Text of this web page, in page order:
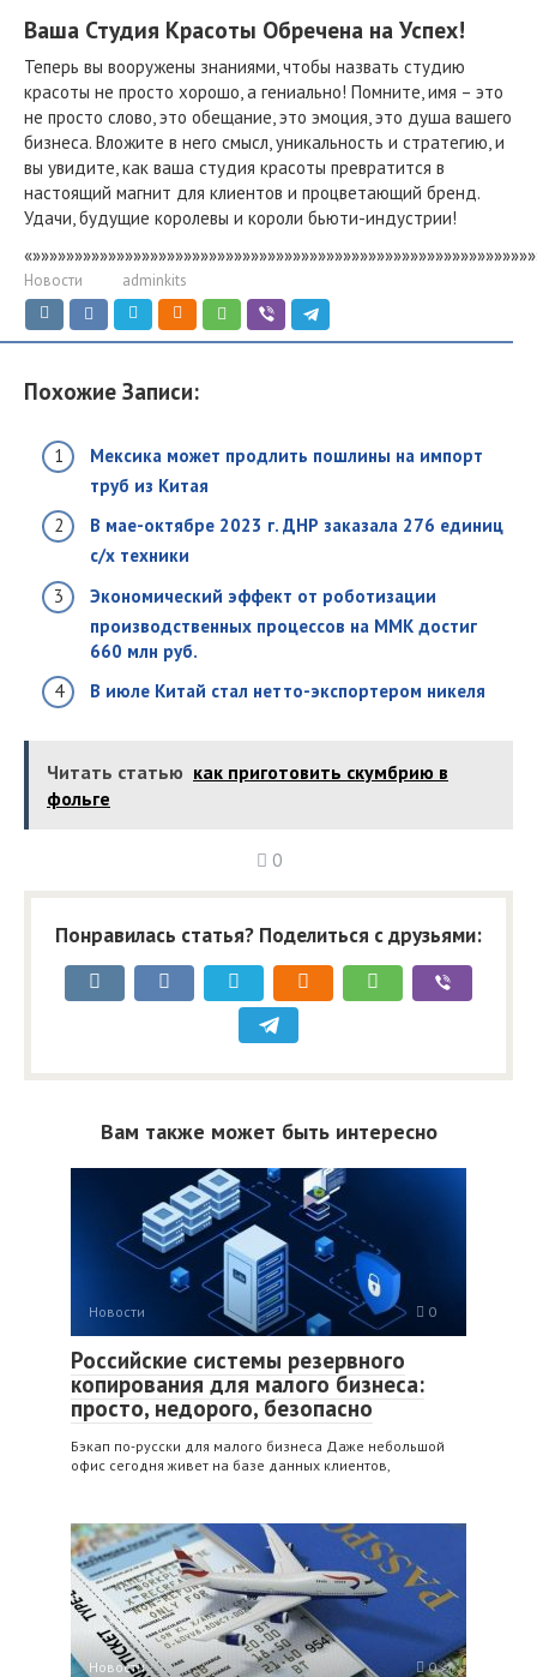
Ваша Студия Красоты Обречена на Успех!
Теперь вы вооружены знаниями, чтобы назвать студию
красоты не просто хорошо, а гениально! Помните, имя – это
не просто слово, это обещание, это эмоция, это душа вашего
бизнеса. Вложите в него смысл, уникальность и стратегию, и
вы увидите, как ваша студия красоты превратится в
настоящий магнит для клиентов и процветающий бренд.
Удачи, будущие королевы и короли бьюти-индустрии!
Новости adminkits
Похожие Записи:
Мексика может продлить пошлины на импорт
труб из Китая
В мае-октябре 2023 г. ДНР заказала 276 единиц
с/х техники
Экономический эффект от роботизации
производственных процессов на ММК достиг
660 млн руб.
В июле Китай стал нетто-экспортером никеля
Читать статью как приготовить скумбрию в
фольге
0
Понравилась статья? Поделиться с друзьями:
Вам также может быть интересно
Новости 0
Российские системы резервного
копирования для малого бизнеса:
просто, недорого, безопасно
Бэкап по‑русски для малого бизнеса Даже небольшой
офис сегодня живет на базе данных клиентов,
Новости 0